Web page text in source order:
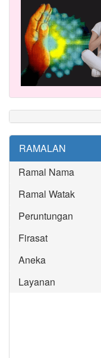
RAMALAN
Ramal Nama
Ramal Watak
Peruntungan
Firasat
Aneka
Layanan